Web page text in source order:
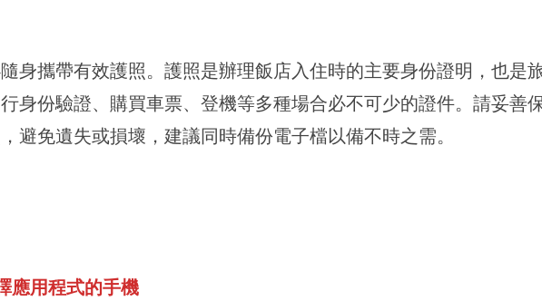
身攜帶有效護照。護照是辦理飯店入住時的主要身份證明，也是
身份驗證、購買車票、登機等多種場合必不可少的證件。請妥善
避免遺失或損壞，建議同時備份電子檔以備不時之需。
應用程式的手機